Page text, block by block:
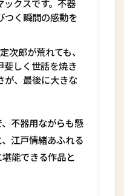
ックスです。不器
つく瞬間の感動を
定次郎が荒れても、
斐しく世話を焼き
が、最後に大きな
不器用ながらも懸
江戸情緒あふれる
能できる作品と